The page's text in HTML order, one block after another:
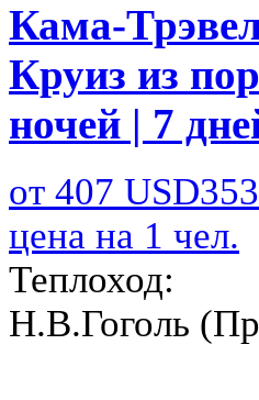
Кама-
Круиз из
ночей | 7
от 407 USD353
цена на 1 чел.
Теплоход:
Н.В.Гоголь